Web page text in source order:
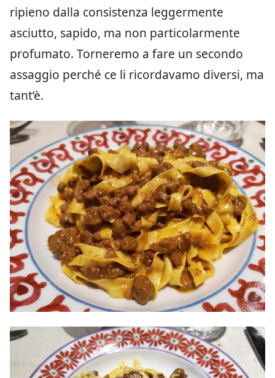
ripieno dalla consistenza leggermente
asciutto, sapido, ma non particolarmente
profumato. Torneremo a fare un secondo
assaggio perché ce li ricordavamo diversi, ma
tant’è.